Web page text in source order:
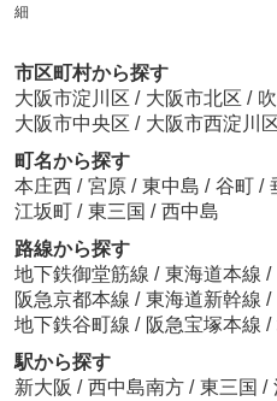
細
市区町村から探す
大阪市淀川区 / 大阪市北区 /
大阪市中央区 / 大阪市西淀川
町名から探す
本庄西 / 宮原 / 東中島 / 谷町 /
江坂町 / 東三国 / 西中島
路線から探す
地下鉄御堂筋線 / 東海道本線 /
阪急京都本線 / 東海道新幹線 /
地下鉄谷町線 / 阪急宝塚本線 /
駅から探す
新大阪 / 西中島南方 / 東三国 /